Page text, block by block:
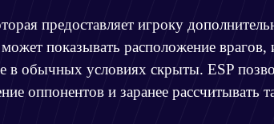
предоставляет игроку
показывать расположение
в обычных условиях скрыты. ESP
оппонентов и заранее рассчитывать